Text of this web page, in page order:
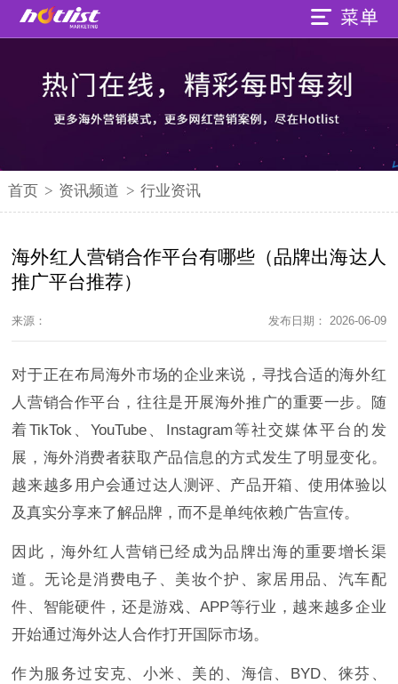
首页 > 资讯频道 > 行业资讯
海外红人营销合作平台有哪些（品牌出海达人
推广平台推荐）
来源： 发布日期： 2026-06-09
对于正在布局海外市场的企业来说，寻找合适的海外红
人营销合作平台，往往是开展海外推广的重要一步。随
着TikTok、YouTube、Instagram等社交媒体平台的发
展，海外消费者获取产品信息的方式发生了明显变化。
越来越多用户会通过达人测评、产品开箱、使用体验以
及真实分享来了解品牌，而不是单纯依赖广告宣传。
因此，海外红人营销已经成为品牌出海的重要增长渠
道。无论是消费电子、美妆个护、家居用品、汽车配
件、智能硬件，还是游戏、APP等行业，越来越多企业
开始通过海外达人合作打开国际市场。
作为服务过安克、小米、美的、海信、BYD、徕芬、